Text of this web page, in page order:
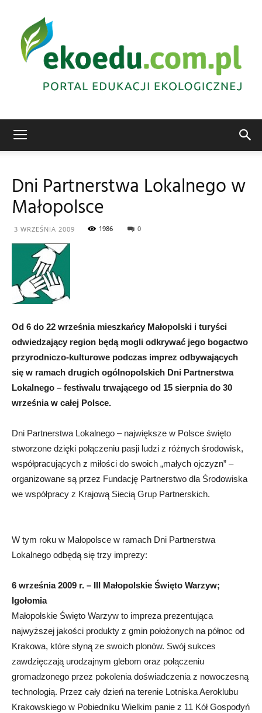
Dni Partnerstwa Lokalnego w
Małopolsce
3 WRZEŚNIA 2009 1986 0
Od 6 do 22 września mieszkańcy Małopolski i turyści
odwiedzający region będą mogli odkrywać jego bogactwo
przyrodniczo-kulturowe podczas imprez odbywających
się w ramach drugich ogólnopolskich Dni Partnerstwa
Lokalnego – festiwalu trwającego od 15 sierpnia do 30
września w całej Polsce.
Dni Partnerstwa Lokalnego – największe w Polsce święto
stworzone dzięki połączeniu pasji ludzi z różnych środowisk,
współpracujących z miłości do swoich „małych ojczyzn” –
organizowane są przez Fundację Partnerstwo dla Środowiska
we współpracy z Krajową Siecią Grup Partnerskich.
W tym roku w Małopolsce w ramach Dni Partnerstwa
Lokalnego odbędą się trzy imprezy:
6 września 2009 r. – III Małopolskie Święto Warzyw;
Igołomia
Małopolskie Święto Warzyw to impreza prezentująca
najwyższej jakości produkty z gmin położonych na północ od
Krakowa, które słyną ze swoich plonów. Swój sukces
zawdzięczają urodzajnym glebom oraz połączeniu
gromadzonego przez pokolenia doświadczenia z nowoczesną
technologią. Przez cały dzień na terenie Lotniska Aeroklubu
Krakowskiego w Pobiedniku Wielkim panie z 11 Kół Gospodyń